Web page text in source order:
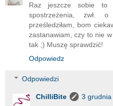
Raz jeszcze sobie to
spostrzeżenia, zwł.
prześledziłam, bom
zastanawiam, czy to nie
tak ;) Muszę sprawdzić!
Odpowiedz
Odpowiedzi
ChilliBite
3